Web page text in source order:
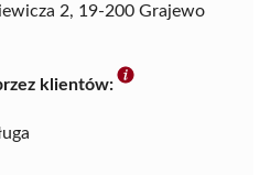
2, 19-200 Grajewo
klientów: